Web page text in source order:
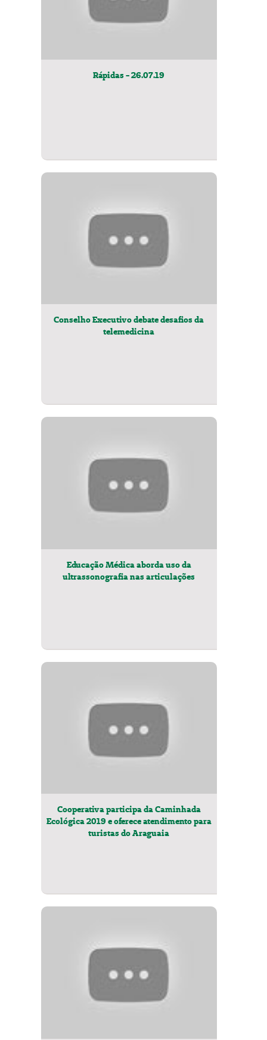
Rápidas - 26.07.19
Conselho Executivo debate desafios da
telemedicina
Educação Médica aborda uso da
ultrassonografia nas articulações
Cooperativa participa da Caminhada
Ecológica 2019 e oferece atendimento para
turistas do Araguaia